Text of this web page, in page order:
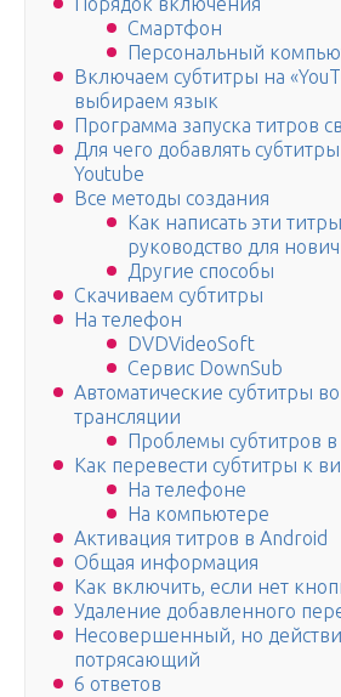
Смартфон
Персональный
Включаем субтитры на
выбираем язык
Программа запуска титров
Для чего добавлять
Youtube
Все методы создания
Как написать эти
руководство для
Другие способы
Скачиваем субтитры
На телефон
DVDVideoSoft
Сервис DownSub
Автоматические субтитры
трансляции
Проблемы субтитров
Как перевести субтитры к
На телефоне
На компьютере
Активация титров в Android
Общая информация
Как включить, если нет
Удаление добавленного
Несовершенный, но
потрясающий
6 ответов